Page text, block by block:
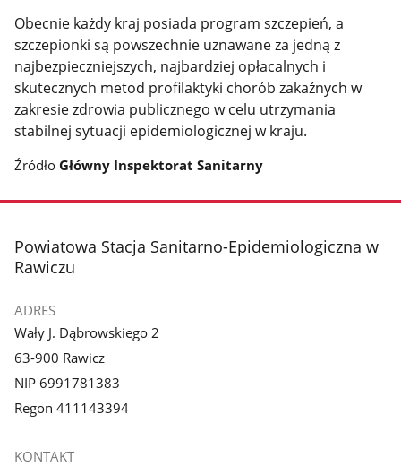
Obecnie każdy kraj posiada program szczepień, a
szczepionki są powszechnie uznawane za jedną z
najbezpieczniejszych, najbardziej opłacalnych i
skutecznych metod profilaktyki chorób zakaźnych w
zakresie zdrowia publicznego w celu utrzymania
stabilnej sytuacji epidemiologicznej w kraju.
ŹródłoGłówny Inspektorat Sanitarny
stopka
Powiatowa Stacja Sanitarno-Epidemiologiczna w
Rawiczu
ADRES
Wały J. Dąbrowskiego 2
63-900 Rawicz
NIP 6991781383
Regon 411143394
KONTAKT